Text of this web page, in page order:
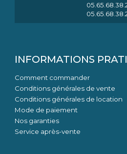
INFORMATIONS
Comment commander
Conditions générales de vente
Conditions générales de location
Mode de paiement
Nos garanties
Service après-vente